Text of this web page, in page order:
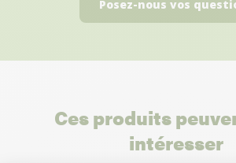
Posez-nous vos
Ces produits
intéresser